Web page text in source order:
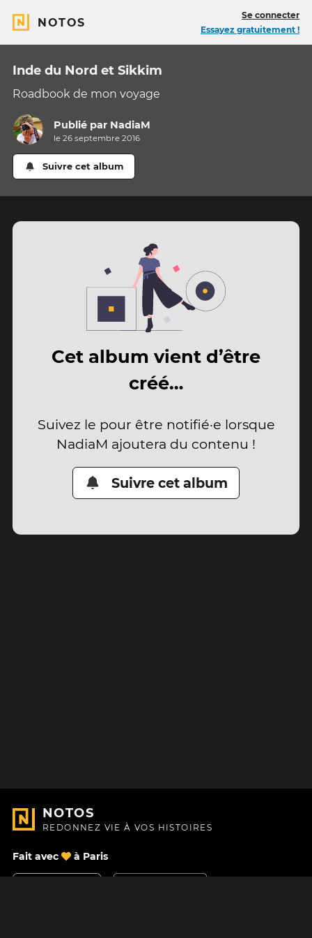
NOTOS
Se connecter
Essayez gratuitement !
Inde du Nord et Sikkim
Roadbook de mon voyage
Publié par NadiaM
le 26 septembre 2016
Suivre cet album
Cet album vient d’être
créé…
Suivez le pour être notifié·e lorsque
NadiaM ajoutera du contenu !
Suivre cet album
NOTOS
REDONNEZ VIE À VOS HISTOIRES
Fait avec à Paris